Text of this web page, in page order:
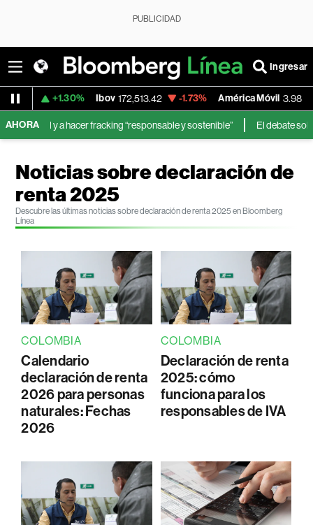
PUBLICIDAD
Ingresar
Ibov 172,513.42 -1.73% América Móvil 3.98 +3.11%
AHORA
a hacer fracking “responsable y sostenible” El debate sobre “Sell
Noticias sobre declaración de
renta 2025
Descubre las últimas noticias sobre declaración de renta 2025 en Bloomberg
Línea
COLOMBIA
Calendario
declaración de renta
2026 para personas
naturales: Fechas
2026
COLOMBIA
Declaración de renta
2025: cómo
funciona para los
responsables de IVA